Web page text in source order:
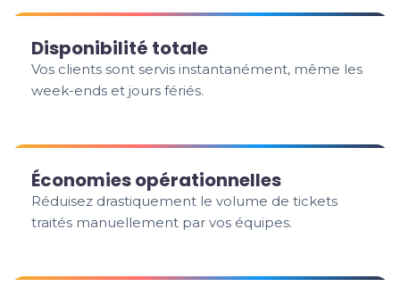
Disponibilité totale
Vos clients sont servis instantanément, même les
week-ends et jours fériés.
Économies opérationnelles
Réduisez drastiquement le volume de tickets
traités manuellement par vos équipes.